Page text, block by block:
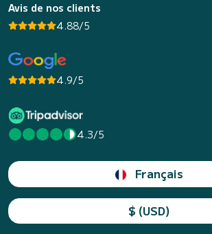
Avis de nos clients
4.88/5
4.9/5
4.3/5
Français
$ (USD)